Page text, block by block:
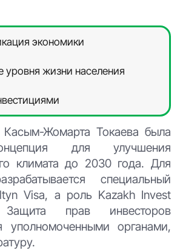
экономики
жизни населения
Жомарта Токаева была
для улучшения
климата до 2030 года. Для
специальный
Visa, а роль Kazakh Invest
Защита прав инвесторов
уполномоченными органами,